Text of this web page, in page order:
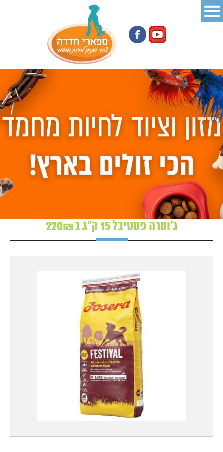
ג'וסרה פסטיבל 15 ק"ג ב220₪